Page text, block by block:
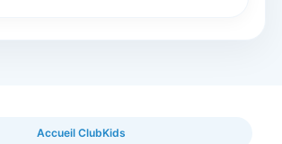
Accueil ClubKids